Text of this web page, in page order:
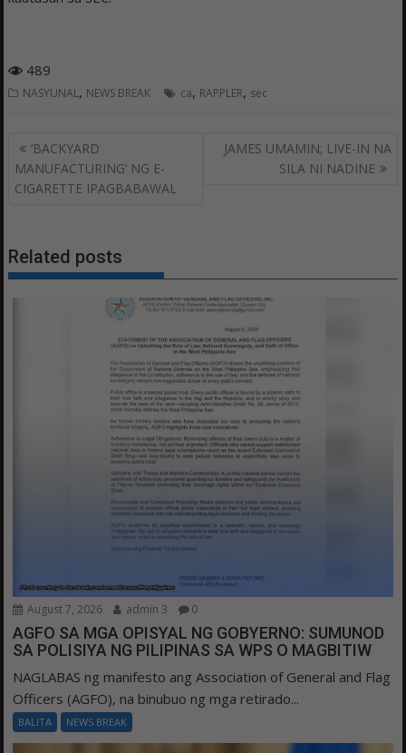
489
NASYUNAL, NEWS BREAK ca, RAPPLER, sec
Post
navigation
‘BACKYARD
MANUFACTURING’ NG E-
CIGARETTE IPAGBABAWAL
JAMES UMAMIN; LIVE-IN NA
SILA NI NADINE
Related posts
August 7, 2026 admin 3 0
AGFO SA MGA OPISYAL NG GOBYERNO: SUMUNOD
SA POLISIYA NG PILIPINAS SA WPS O MAGBITIW
NAGLABAS ng manifesto ang Association of General and Flag
Officers (AGFO), na binubuo ng mga retirado...
BALITA NEWS BREAK